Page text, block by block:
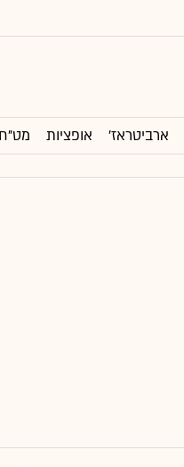
ארביטראז' אופציות מט"ח